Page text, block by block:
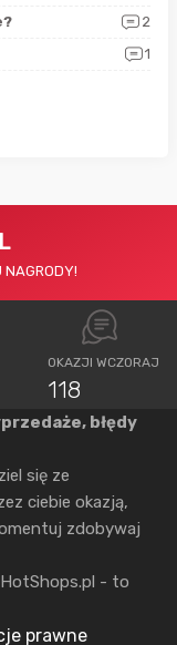
2
1
NAGRODY!
OKAZJI WCZORAJ
118
błędy
się ze
ciebie okazją,
zdobywaj
- to
prawne